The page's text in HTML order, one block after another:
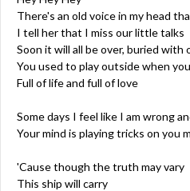
There's an old voice in my head
I tell her that I miss our little talks
Soon it will all be over, buried with
You used to play outside when
Full of life and full of love
Some days I feel like I am wrong
Your mind is playing tricks on you
'Cause though the truth may vary
This ship will carry